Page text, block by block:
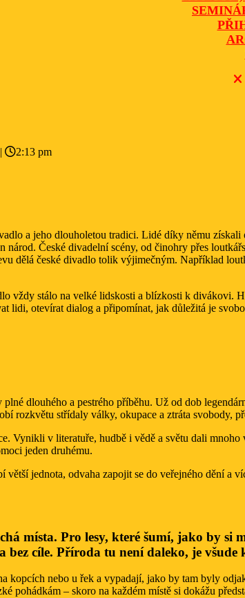
|
2:13 pm
a jeho dlouholetou tradici. Lidé díky němu
národ. České divadelní scény, od činohry přes
dělá české divadlo tolik výjimečným. Například
vždy stálo na velké lidskosti a blízkosti k divákovi.
lidi, otevírat dialog a připomínat, jak důležitá je
dlouhého a pestrého příběhu. Už od dob
rozkvětu střídaly války, okupace a ztráta svobody,
Vynikli v literatuře, hudbě i vědě a světu dali
jeden druhému.
jednota, odvaha zapojit se do veřejného dění a
místa. Pro lesy, které šumí, jako by
cíle. Příroda tu není daleko, je všude
kopcích nebo u řek a vypadají, jako by tam byly
pohádkám – skoro na každém místě si dokážu